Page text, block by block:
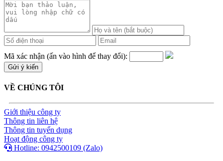
Mã xác nhận (ấn vào hình để thay đổi):
VỀ CHÚNG TÔI
Giới thiệu công ty
Thông tin liên hệ
Thông tin tuyển dụng
Hoạt động công ty
Hotline: 0942500109 (Zalo)